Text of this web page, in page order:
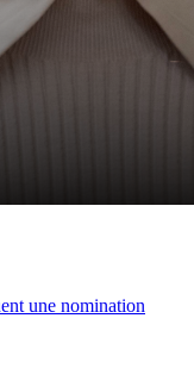
une nomination